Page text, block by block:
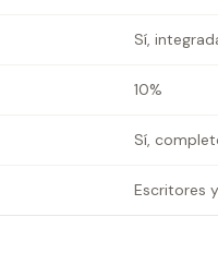
Sí,
10%
Sí,
Escritores